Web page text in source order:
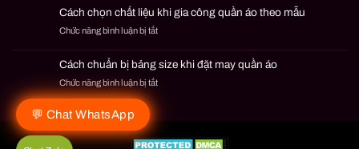
💬 Chat WhatsApp
mẫu
gì?
Cách
nhỏ
logo
nên
Cách chọn chất liệu khi gia công quần áo theo mẫu
Chức năng bình luận bị tắt
chất
quần
Cách chuẩn bị bảng size khi đặt may quần áo
Chức năng bình luận bị tắt
bị
bảng